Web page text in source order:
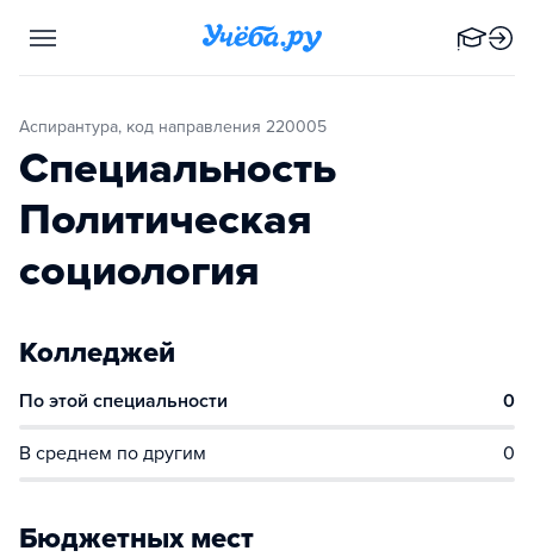
Аспирантура, код направления 220005
Специальность
Политическая
социология
Колледжей
По этой специальности 0
В среднем по другим 0
Бюджетных мест